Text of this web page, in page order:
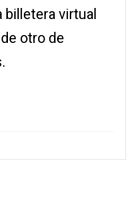
billetera virtual
otro de